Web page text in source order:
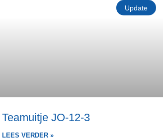
Update
Teamuitje JO-12-3
LEES VERDER »